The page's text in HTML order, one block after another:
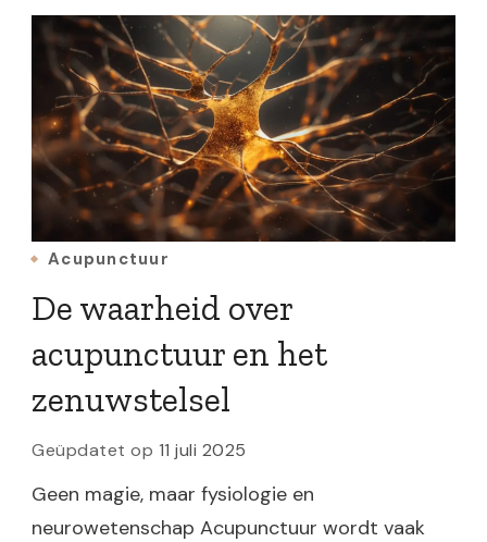
Acupunctuur
De waarheid over
acupunctuur en het
zenuwstelsel
Geüpdatet op 11 juli 2025
Geen magie, maar fysiologie en
neurowetenschap Acupunctuur wordt vaak